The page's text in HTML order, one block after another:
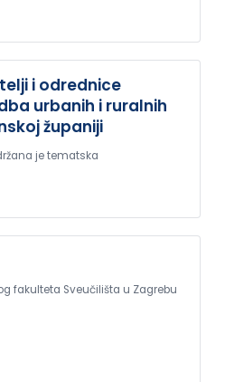
i odrednice
urbanih i ruralnih
županiji
je tematska
fakulteta Sveučilišta u Zagrebu